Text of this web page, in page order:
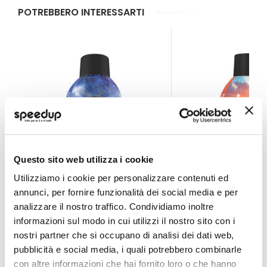
Questo sito web utilizza i cookie
Utilizziamo i cookie per personalizzare contenuti ed
annunci, per fornire funzionalità dei social media e per
analizzare il nostro traffico. Condividiamo inoltre
informazioni sul modo in cui utilizzi il nostro sito con i
nostri partner che si occupano di analisi dei dati web,
pubblicità e social media, i quali potrebbero combinarle
con altre informazioni che hai fornito loro o che hanno
POTREBBERO INTERESSARTI
Pulizia climatizzatore Re-Fresher Stargazer -
MEGUIARS
57gr
16,80 €
Pulizia
MEGUIARS
57gr
16,80 €